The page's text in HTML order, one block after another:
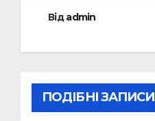
Відadmin
ПОДІБНІ ЗАПИСИ